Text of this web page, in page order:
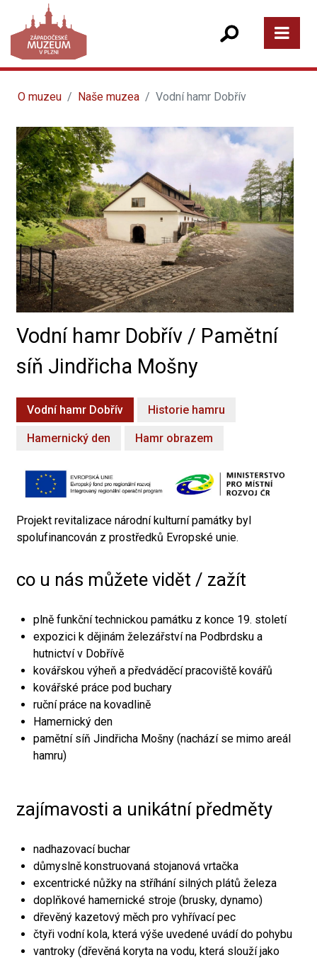
O muzeu Naše muzea Vodní hamr Dobřív
Vodní hamr Dobřív / Pamětní
síň Jindřicha Mošny
Vodní hamr Dobřív Historie hamru
Hamernický den Hamr obrazem
Projekt revitalizace národní kulturní památky byl
spolufinancován z prostředků Evropské unie.
co u nás můžete vidět / zažít
plně funkční technickou památku z konce 19. století
expozici k dějinám železářství na Podbrdsku a
hutnictví v Dobřívě
kovářskou výheň a předváděcí pracoviště kovářů
kovářské práce pod buchary
ruční práce na kovadlině
Hamernický den
pamětní síň Jindřicha Mošny (nachází se mimo areál
hamru)
zajímavosti a unikátní předměty
nadhazovací buchar
důmyslně konstruovaná stojanová vrtačka
excentrické nůžky na stříhání silných plátů železa
doplňkové hamernické stroje (brusky, dynamo)
dřevěný kazetový měch pro vyhřívací pec
čtyři vodní kola, která výše uvedené uvádí do pohybu
vantroky (dřevěná koryta na vodu, která slouží jako